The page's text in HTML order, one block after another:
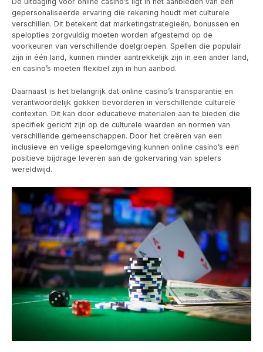
gepersonaliseerde ervaring die rekening houdt met culturele
verschillen. Dit betekent dat marketingstrategieën, bonussen en
spelopties zorgvuldig moeten worden afgestemd op de
voorkeuren van verschillende doelgroepen. Spellen die populair
zijn in één land, kunnen minder aantrekkelijk zijn in een ander land,
en casino’s moeten flexibel zijn in hun aanbod.
Daarnaast is het belangrijk dat online casino’s transparantie en
verantwoordelijk gokken bevorderen in verschillende culturele
contexten. Dit kan door educatieve materialen aan te bieden die
specifiek gericht zijn op de culturele waarden en normen van
verschillende gemeenschappen. Door het creëren van een
inclusieve en veilige speelomgeving kunnen online casino’s een
positieve bijdrage leveren aan de gokervaring van spelers
wereldwijd.